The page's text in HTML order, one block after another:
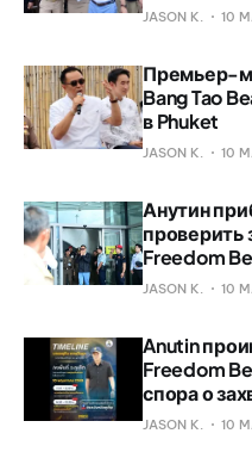
JASON K. 10
Премьер-
Bang Tao
в Phuket
JASON K. 10
Анутин
проверить
Freedom
JASON K. 10
Anutin
Freedom
спора о
JASON K. 10